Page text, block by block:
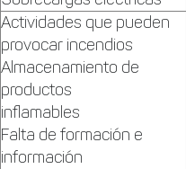
Actividades que pueden
provocar incendios
Almacenamiento de
productos
inflamables
Falta de formación e
información